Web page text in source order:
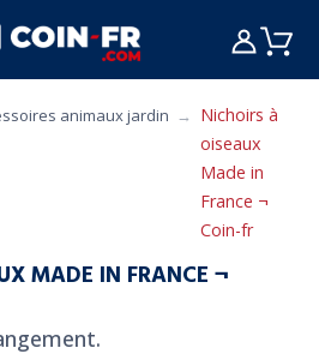
MOBILIER
animaux jardin
Nichoirs à
oiseaux
Made in
France ¬
Coin-fr
MADE IN FRANCE ¬